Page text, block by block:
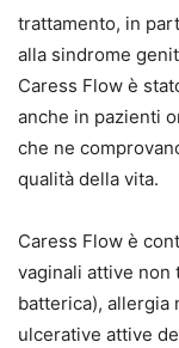
trattamento, in
alla sindrome
Caress Flow è
anche in pazienti
che ne
qualità della vita.
Caress Flow è
vaginali attive non
batterica), allergia
ulcerative attive